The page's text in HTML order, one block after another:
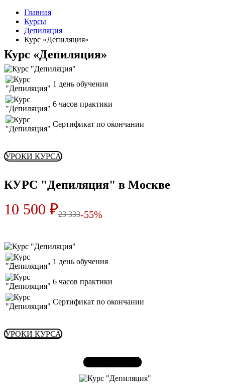
Главная
Курсы
Депиляция
Курс «Депиляция»
Курс «Депиляция»
1 день обучения
6 часов практики
Сертификат по окончании
УРОКИ КУРСА
КУРС "Депиляция" в Москве
10 500 ₽23 333-55%
1 день обучения
6 часов практики
Сертификат по окончании
УРОКИ КУРСА